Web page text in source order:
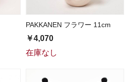
PAKKANEN フラワー 11cm
￥4,070
在庫なし